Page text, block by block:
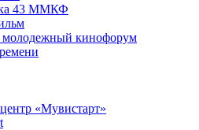
43 ММКФ
молодежный кинофорум
«Мувистарт»